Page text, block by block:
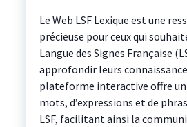
Le Web LSF Lexique est une
précieuse pour ceux qui
Langue des Signes Française
approfondir leurs
plateforme interactive offre
mots, d’expressions et de
LSF, facilitant ainsi la